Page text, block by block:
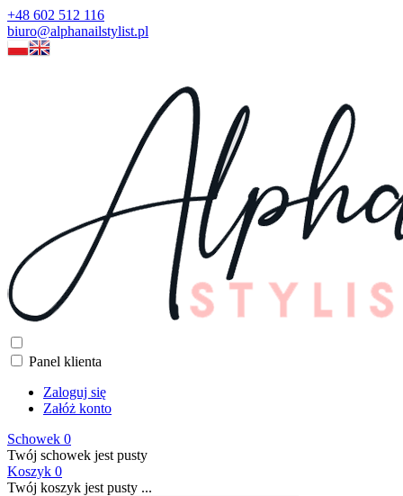
+48 602 512 116
biuro@alphanailstylist.pl
Panel klienta
Zaloguj się
Załóż konto
Schowek 0
Twój schowek jest pusty
Koszyk 0
Twój koszyk jest pusty ...